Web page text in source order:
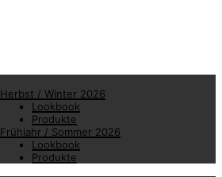
Herbst / Winter 2026
Lookbook
Produkte
Frühjahr / Sommer 2026
Lookbook
Produkte